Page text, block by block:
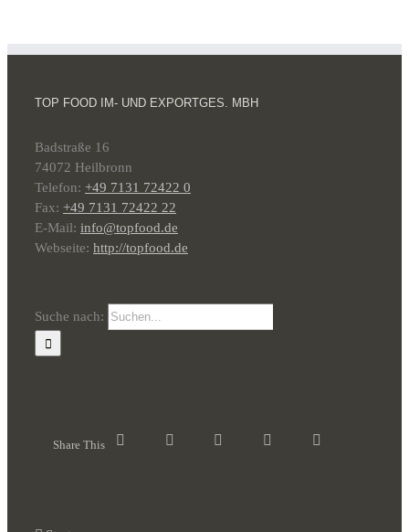
TOP FOOD IM- UND EXPORTGES. MBH
Badstraße 16
74072 Heilbronn
Telefon: +49 7131 72422 0
Fax: +49 7131 72422 22
E-Mail: info@topfood.de
Webseite: http://topfood.de
Suche nach:
Share This